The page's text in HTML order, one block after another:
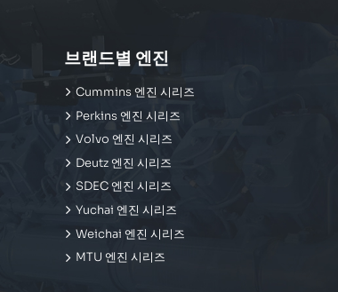
브랜드별 엔진
Cummins 엔진 시리즈
Perkins 엔진 시리즈
Volvo 엔진 시리즈
Deutz 엔진 시리즈
SDEC 엔진 시리즈
Yuchai 엔진 시리즈
Weichai 엔진 시리즈
MTU 엔진 시리즈